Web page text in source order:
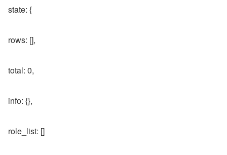
state: {
rows: [],
total: 0,
info: {},
role_list: []